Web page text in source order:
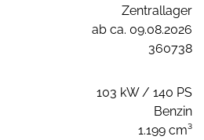
Zentrallager
ab ca. 09.08.2026
360738
103 kW / 140 PS
Benzin
1.199 cm³